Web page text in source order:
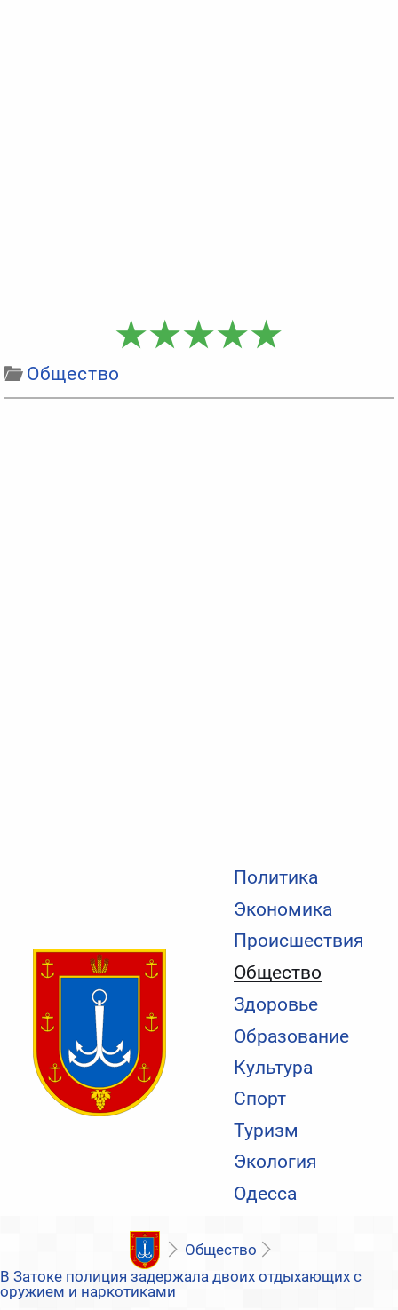
Политика
Экономика
Происшествия
Общество
Здоровье
Образование
Культура
Спорт
Туризм
Экология
Одесса
Общество
Общество
В Затоке полиция задержала двоих отдыхающих с
оружием и наркотиками